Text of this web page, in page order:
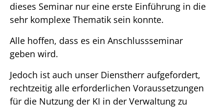
dieses Seminar nur eine erste Einführung in die
sehr komplexe Thematik sein konnte.
Alle hoffen, dass es ein Anschlussseminar
geben wird.
Jedoch ist auch unser Dienstherr aufgefordert,
rechtzeitig alle erforderlichen Voraussetzungen
für die Nutzung der KI in der Verwaltung zu